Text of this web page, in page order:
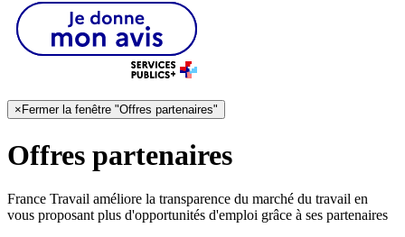
× Fermer la fenêtre "Offres partenaires"
Offres partenaires
France Travail améliore la transparence du marché du travail en
vous proposant plus d'opportunités d'emploi grâce à ses partenaires